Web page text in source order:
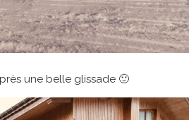
une belle glissade 🙂